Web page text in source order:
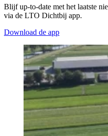
Blijf up-to-date met het laatste
via de LTO Dichtbij app.
Download de app